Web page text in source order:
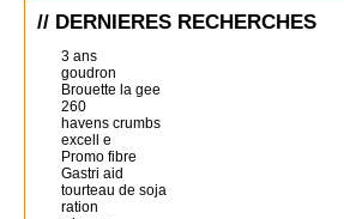
// DERNIERES RECHERCHES
3 ans
goudron
Brouette la gee
260
havens crumbs
excell e
Promo fibre
Gastri aid
tourteau de soja
ration